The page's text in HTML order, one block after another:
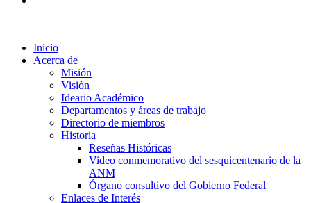
Inicio
Acerca de
Misión
Visión
Ideario Académico
Departamentos y áreas de trabajo
Directorio de miembros
Historia
Reseñas Históricas
Video conmemorativo del sesquicentenario de la
ANM
Órgano consultivo del Gobierno Federal
Enlaces de Interés